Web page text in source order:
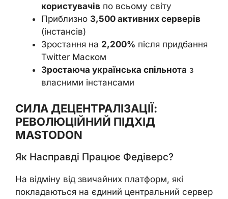
користувачів по всьому світу
Приблизно 3,500 активних серверів
(інстансів)
Зростання на 2,200% після придбання
Twitter Маском
Зростаюча українська спільнота з
власними інстансами
СИЛА ДЕЦЕНТРАЛІЗАЦІЇ:
РЕВОЛЮЦІЙНИЙ ПІДХІД
MASTODON
Як Насправді Працює Федіверс?
На відміну від звичайних платформ, які
покладаються на єдиний центральний сервер